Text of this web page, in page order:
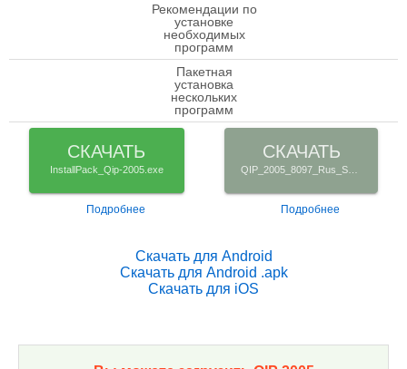
check
Рекомендации по
установке
необходимых
программ
check
Пакетная
установка
нескольких
программ
СКАЧАТЬ
InstallPack_Qip-2005.exe
Подробнее
СКАЧАТЬ
QIP_2005_8097_Rus_Setup.exe
Подробнее
Скачать для Android
Скачать для Android .apk
Скачать для iOS